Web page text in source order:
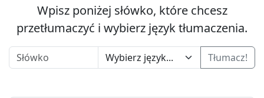
Wpisz poniżej słówko, które chcesz
przetłumaczyć i wybierz język tłumaczenia.
Tłumacz!